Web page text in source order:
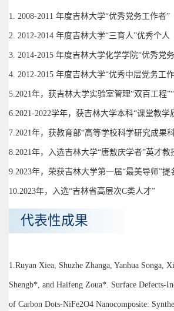
1. 2008-2011 年度吉林大学“优秀党务工作者”
2. 2012-2014 年度吉林大学“三育人”优秀个人
3. 2014-2015 年度吉林大学化学学院“优秀党
4. 2012-2015 年度吉林大学“优秀中层党务工
5.2021年，获吉林大学实验室管理“双百工程
6.2021-2022学年，获吉林大学本科“课堂教学
7.2021年，获教育部“高等学校科学研究成果
8.2021年，入选吉林大学“唐敖庆学者”英才教
9.2023年，荣获吉林大学第一届“最美导师”提
10.2023年，入选“吉林省高层次C类人才”
代表性成果
1.Ruyan Xiea, Shuzhe Zhanga, Yanhua Songa,
Shengb*, and Haifeng Zoua*. Surface Defects-
of Carbon Dots-NiFe2O4 Nanocomposite: